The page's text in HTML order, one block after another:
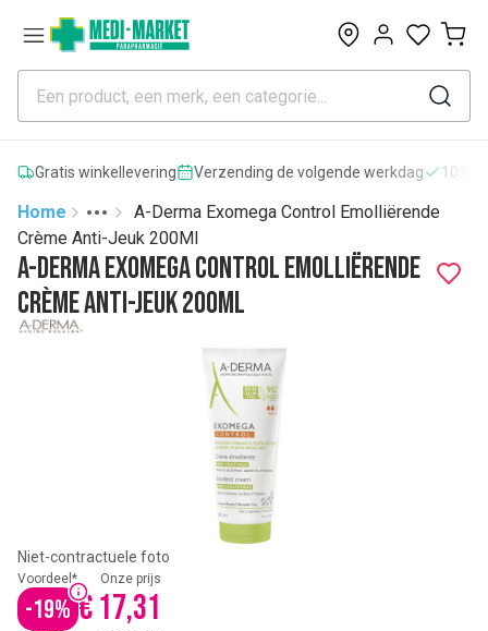
0
Gratis winkellevering Verzending de volgende werkdag
Home
More
Toggle menu
A-Derma Exomega Control Emolliërende
Crème Anti-Jeuk 200Ml
A-Derma Exomega Control Emolliërende
Crème Anti-Jeuk 200Ml
Niet-contractuele foto
Voordeel*
-19%
Onze prijs
€ 17,31